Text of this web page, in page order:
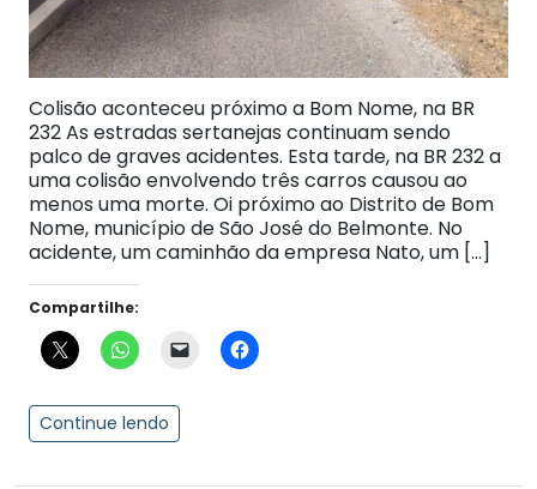
Colisão aconteceu próximo a Bom Nome, na BR
232 As estradas sertanejas continuam sendo
palco de graves acidentes. Esta tarde, na BR 232 a
uma colisão envolvendo três carros causou ao
menos uma morte. Oi próximo ao Distrito de Bom
Nome, município de São José do Belmonte. No
acidente, um caminhão da empresa Nato, um […]
Compartilhe:
Continue lendo